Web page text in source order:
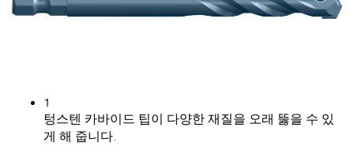
1
텅스텐 카바이드 팁이 다양한 재질을 오래 뚫을 수 있
게 해 줍니다.